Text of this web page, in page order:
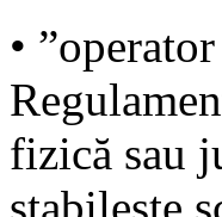
•
fizică sau
stabilește